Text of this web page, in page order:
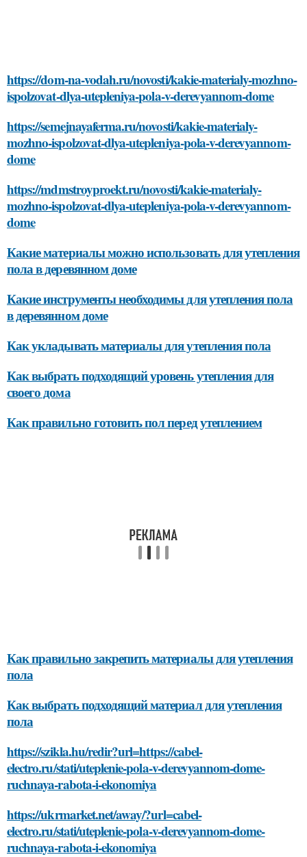
https://dom-na-vodah.ru/novosti/kakie-materialy-mozhno-
ispolzovat-dlya-utepleniya-pola-v-derevyannom-dome
https://semejnayaferma.ru/novosti/kakie-materialy-
mozhno-ispolzovat-dlya-utepleniya-pola-v-derevyannom-
dome
https://mdmstroyproekt.ru/novosti/kakie-materialy-
mozhno-ispolzovat-dlya-utepleniya-pola-v-derevyannom-
dome
Какие материалы можно использовать для утепления
пола в деревянном доме
Какие инструменты необходимы для утепления пола
в деревянном доме
Как укладывать материалы для утепления пола
Как выбрать подходящий уровень утепления для
своего дома
Как правильно готовить пол перед утеплением
Как правильно закрепить материалы для утепления
пола
Как выбрать подходящий материал для утепления
пола
https://szikla.hu/redir?url=https://cabel-
electro.ru/stati/uteplenie-pola-v-derevyannom-dome-
ruchnaya-rabota-i-ekonomiya
https://ukrmarket.net/away/?url=cabel-
electro.ru/stati/uteplenie-pola-v-derevyannom-dome-
ruchnaya-rabota-i-ekonomiya